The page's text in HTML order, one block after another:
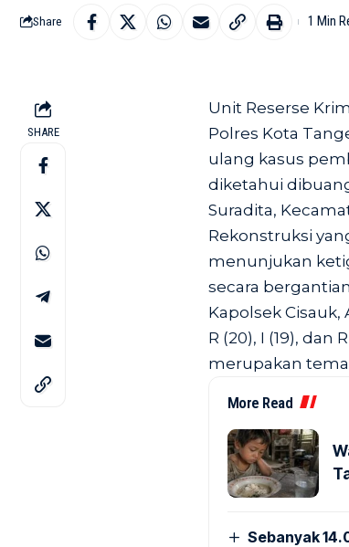
Share 1 Min
SHARE
Unit Reserse
Polres Kota
ulang kasus
diketahui
Suradita,
Rekonstruksi
menunjukan
secara
Kapolsek
R (20), I (19), dan
merupakan
More Read
Sebanyak